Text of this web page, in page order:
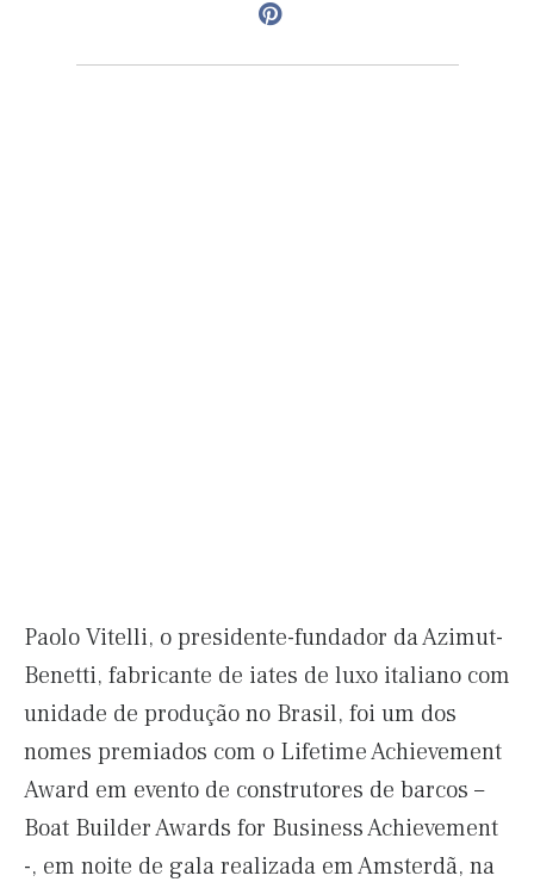
Paolo Vitelli, o presidente-fundador da Azimut-
Benetti, fabricante de iates de luxo italiano com
unidade de produção no Brasil, foi um dos
nomes premiados com o Lifetime Achievement
Award em evento de construtores de barcos –
Boat Builder Awards for Business Achievement
-, em noite de gala realizada em Amsterdã, na